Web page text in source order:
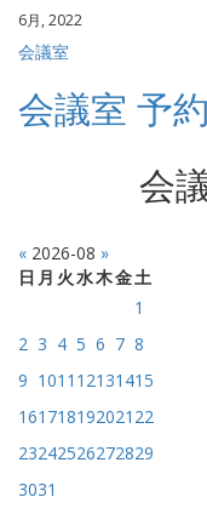
6月, 2022
会議室
会議室 予
会
« 2026-08 »
日 月 火水木金土
1
2 3 4 5 6 7 8
9 1011 12131415
161718192021 22
23242526272829
3031